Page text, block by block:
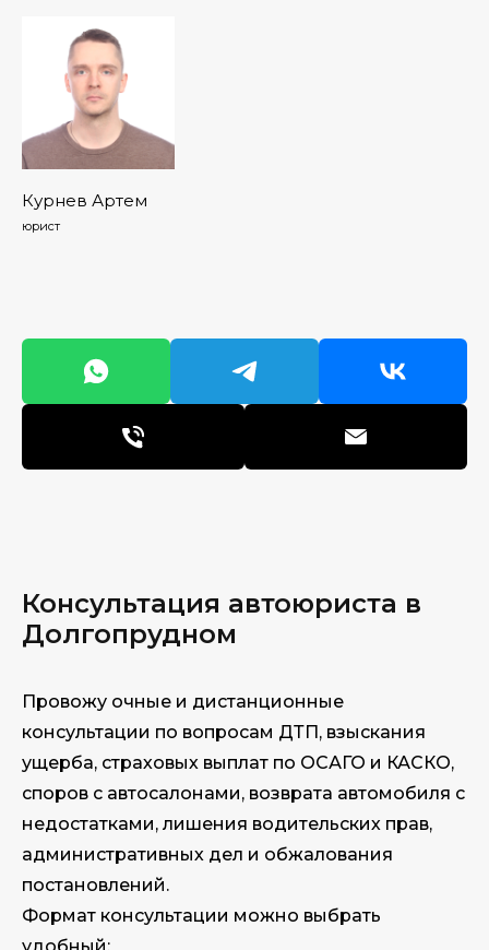
Курнев Артем
юрист
Консультация автоюриста в
Долгопрудном
Провожу очные и дистанционные
консультации по вопросам ДТП, взыскания
ущерба, страховых выплат по ОСАГО и КАСКО,
споров с автосалонами, возврата автомобиля с
недостатками, лишения водительских прав,
административных дел и обжалования
постановлений.
Формат консультации можно выбрать